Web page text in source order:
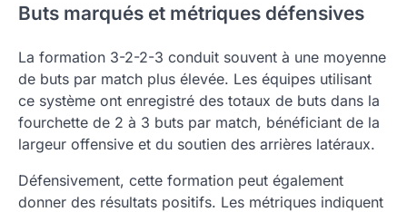
Buts marqués et métriques défensives
La formation 3-2-2-3 conduit souvent à une moyenne
de buts par match plus élevée. Les équipes utilisant
ce système ont enregistré des totaux de buts dans la
fourchette de 2 à 3 buts par match, bénéficiant de la
largeur offensive et du soutien des arrières latéraux.
Défensivement, cette formation peut également
donner des résultats positifs. Les métriques indiquent